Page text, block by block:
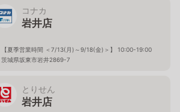
コナカ
岩井店
【夏季営業時間 ＜7/13(月)～9/18(金)＞】 10:00-19:00
茨城県坂東市岩井2869-7
とりせん
岩井店